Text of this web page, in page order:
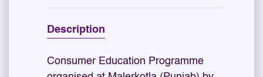
Description
Consumer Education Programme